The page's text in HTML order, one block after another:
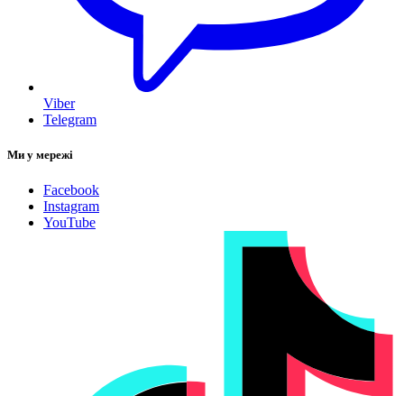
Viber
Telegram
Ми у мережі
Facebook
Instagram
YouTube